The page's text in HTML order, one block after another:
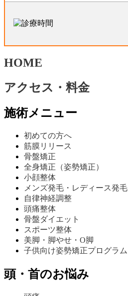
HOME
アクセス・料金
施術メニュー
初めての方へ
筋膜リリース
骨盤矯正
全身矯正（姿勢矯正）
小顔整体
メンズ発毛・レディース発毛
自律神経調整
頭痛整体
骨盤ダイエット
スポーツ整体
美脚・脚やせ・O脚
子供向け姿勢矯正プログラム
頭・首のお悩み